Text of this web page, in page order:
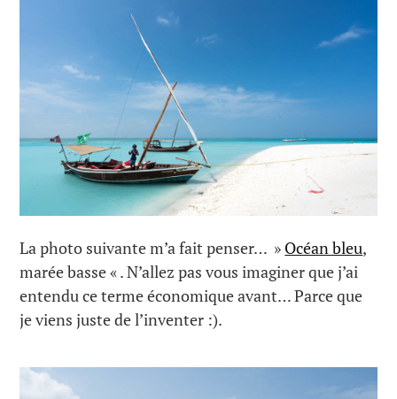
La photo suivante m’a fait penser… » Océan bleu,
marée basse « . N’allez pas vous imaginer que j’ai
entendu ce terme économique avant… Parce que
je viens juste de l’inventer :).